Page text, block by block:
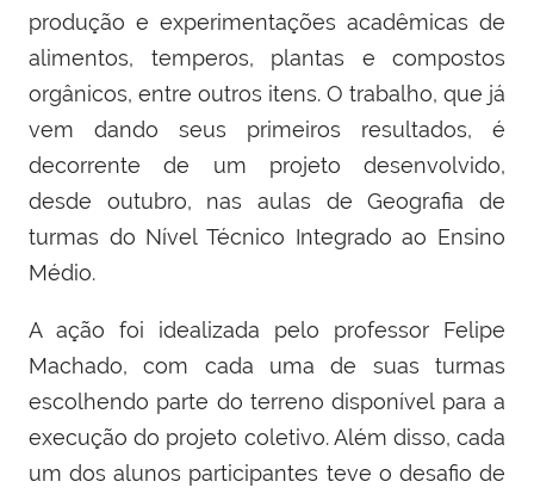
produção e experimentações acadêmicas de
alimentos, temperos, plantas e compostos
orgânicos, entre outros itens. O trabalho, que já
vem dando seus primeiros resultados, é
decorrente de um projeto desenvolvido,
desde outubro, nas aulas de Geografia de
turmas do Nível Técnico Integrado ao Ensino
Médio.
A ação foi idealizada pelo professor Felipe
Machado, com cada uma de suas turmas
escolhendo parte do terreno disponível para a
execução do projeto coletivo. Além disso, cada
um dos alunos participantes teve o desafio de